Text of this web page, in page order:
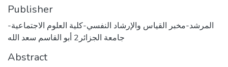
Publisher
المرشد-مخبر القياس والإرشاد النفسي-كلية العلوم الاجتماعية-
جامعة الجزائر2 أبو القاسم سعد الله
Abstract